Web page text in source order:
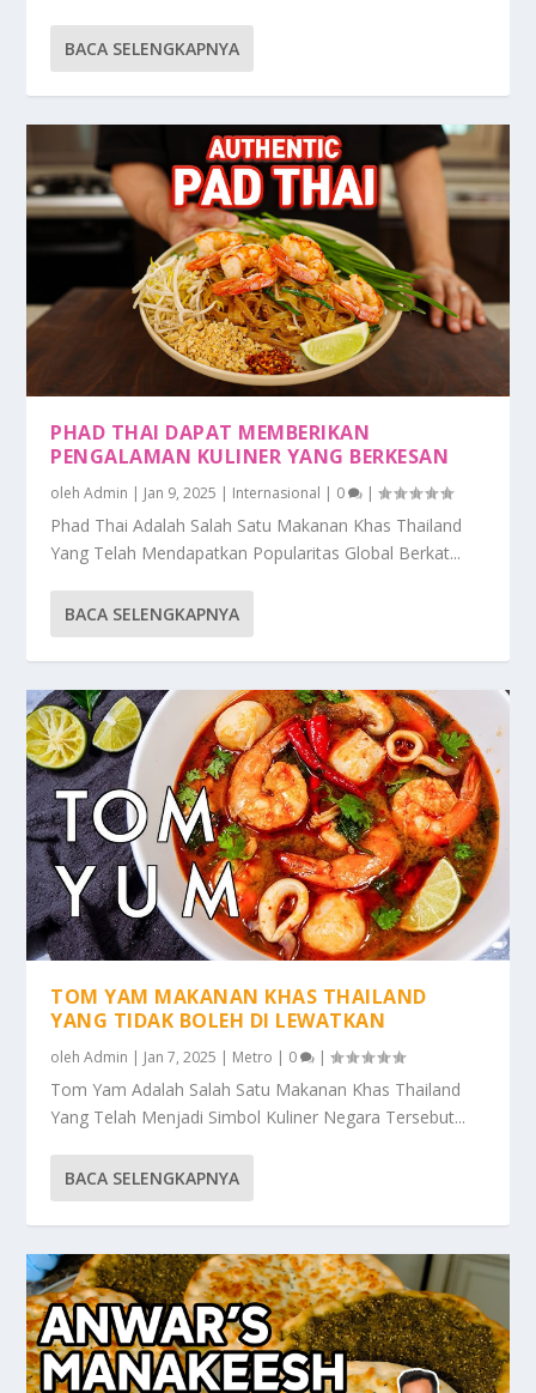
BACA SELENGKAPNYA
PHAD THAI DAPAT MEMBERIKAN
PENGALAMAN KULINER YANG BERKESAN
olehAdmin | Jan 9, 2025 | Internasional | 0 |
Phad Thai Adalah Salah Satu Makanan Khas Thailand
Yang Telah Mendapatkan Popularitas Global Berkat...
BACA SELENGKAPNYA
TOM YAM MAKANAN KHAS THAILAND
YANG TIDAK BOLEH DI LEWATKAN
olehAdmin | Jan 7, 2025 | Metro | 0 |
Tom Yam Adalah Salah Satu Makanan Khas Thailand
Yang Telah Menjadi Simbol Kuliner Negara Tersebut...
BACA SELENGKAPNYA